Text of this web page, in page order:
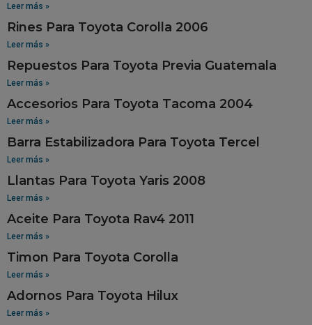
Leer más »
Rines Para Toyota Corolla 2006
Leer más »
Repuestos Para Toyota Previa Guatemala
Leer más »
Accesorios Para Toyota Tacoma 2004
Leer más »
Barra Estabilizadora Para Toyota Tercel
Leer más »
Llantas Para Toyota Yaris 2008
Leer más »
Aceite Para Toyota Rav4 2011
Leer más »
Timon Para Toyota Corolla
Leer más »
Adornos Para Toyota Hilux
Leer más »